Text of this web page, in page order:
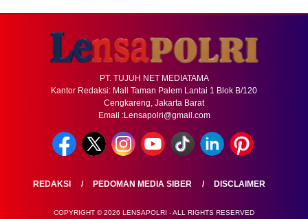
PT. TUJUH NET MEDIATAMA
Kantor Redaksi: Mall Taman Palem Lantai 1 Blok B/120
Cengkareng, Jakarta Barat
Email :Lensapolri@gmail.com
REDAKSI PEDOMAN MEDIA SIBER DISCLAIMER
COPYRIGHT © 2026 LENSAPOLRI - ALL RIGHTS RESERVED